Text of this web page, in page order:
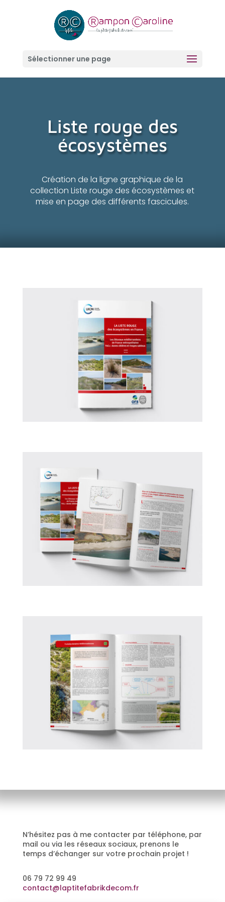
Sélectionner une page
Liste rouge des
écosystèmes
Création de la ligne graphique de la
collection Liste rouge des écosystèmes et
mise en page des différents fascicules.
N’hésitez pas à me contacter par téléphone, par
mail ou via les réseaux sociaux, prenons le
temps d’échanger sur votre prochain projet !
06 79 72 99 49
contact@laptitefabrikdecom.fr